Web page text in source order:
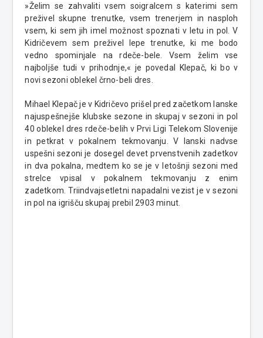
»Želim se zahvaliti vsem soigralcem s katerimi sem
preživel skupne trenutke, vsem trenerjem in nasploh
vsem, ki sem jih imel možnost spoznati v letu in pol. V
Kidričevem sem preživel lepe trenutke, ki me bodo
vedno spominjale na rdeče-bele. Vsem želim vse
najboljše tudi v prihodnje,« je povedal Klepač, ki bo v
novi sezoni oblekel črno-beli dres.
Mihael Klepač je v Kidričevo prišel pred začetkom lanske
najuspešnejše klubske sezone in skupaj v sezoni in pol
40 oblekel dres rdeče-belih v Prvi Ligi Telekom Slovenije
in petkrat v pokalnem tekmovanju. V lanski nadvse
uspešni sezoni je dosegel devet prvenstvenih zadetkov
in dva pokalna, medtem ko se je v letošnji sezoni med
strelce vpisal v pokalnem tekmovanju z enim
zadetkom. Triindvajsetletni napadalni vezist je v sezoni
in pol na igrišču skupaj prebil 2903 minut.